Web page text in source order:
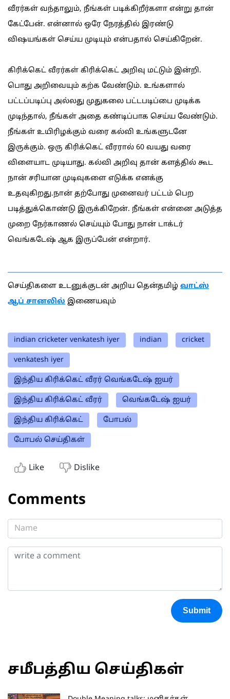
வீரர்கள் வந்தாலும், நீங்கள் படிக்கிறீர்களா என்று தான்
கேட்பேன். என்னால் ஒரே நேரத்தில் இரண்டு
விஷயங்கள் செய்ய முடியும் என்பதால் செய்கிறேன்.
கிரிக்கெட் வீரர்கள் கிரிக்கெட் அறிவு மட்டும் இன்றி.
பொது அறிவையும் கற்க வேண்டும். உங்களால்
பட்டப்படிப்பு அல்லது முதுகலை பட்டபடிப்பை முடிக்க
முடிந்தால், நீங்கள் அதை கண்டிப்பாக செய்ய வேண்டும்.
நீங்கள் உயிரிழக்கும் வரை கல்வி உங்களுடனே
இருக்கும். ஒரு கிரிக்கெட் வீரரால் 60 வயது வரை
விளையாட முடியாது. கல்வி அறிவு தான் களத்தில் கூட
நான் சரியான முடிவுகளை எடுக்க எனக்கு
உதவுகிறது.நான் தற்போது முனைவர் பட்டம் பெற
படித்துக்கொண்டு இருக்கிறேன். நீங்கள் என்னை அடுத்த
முறை நேர்காணல் செய்யும் போது நான் டாக்டர்
வெங்கடேஷ் ஆக இருப்பேன் என்றார்.
செய்திகளை உடனுக்குடன் அறிய தென்தமிழ் வாட்ஸ்
ஆப் சானலில் இணையவும்
indian cricketer venkatesh iyer indian cricket
venkatesh iyer
இந்திய கிரிக்கெட் வீரர் வெங்கடேஷ் ஐயர்
இந்திய கிரிக்கெட் வீரர் வெங்கடேஷ் ஐயர்
இந்திய கிரிக்கெட் போபல்
போபல் செய்திகள்
Like Dislike
Comments
Submit
சமீபத்திய செய்திகள்